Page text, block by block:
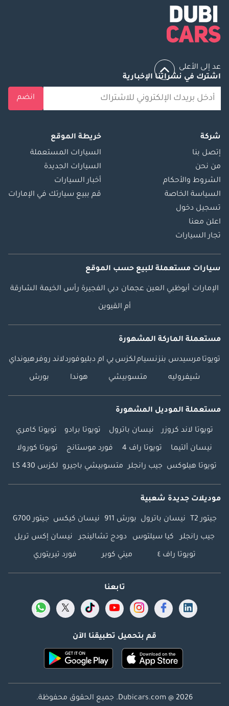
عد إلى الأعلى
اشترك في نشراتنا الإخبارية
انضم
شركة
إتصل بنا
من نحن
الشروط والأحكام
السياسة الخاصة
تسجيل دخول
اعلن معنا
تجار السيارات
خريطة الموقع
السيارات المستعملة
السيارات الجديدة
أخبار السيارات
قم ببيع سيارتك في الإمارات
سيارات مستعملة للبيع حسب الموقع
الإمارات أبوظبي العين عجمان دبي الفجيرة رأس الخيمة الشارقة
أم القيوين
مستعملة الماركة المشهورة
تويوتا مرسيدس بنزنسياملكزس بي ام دبليوفوردلاند روفرهيونداي
شيفروليه متسوبيشي هوندا بورش
مستعملة الموديل المشهورة
تويوتا لاند كروزر نيسان باترول تويوتا برادو تويوتا كامري
نيسان ألتيما تويوتا راف 4 فورد موستانج تويوتا كورولا
تويوتا هيلوكس جيب رانجلر متسوبيشي باجيرو لكزس LS 430
موديلات جديدة شعبية
جيتور T2 نيسان باترول بورش 911 نيسان كيكس جيتور G700
جيب رانجلر كيا سيلتوس دودج تشالينجر نيسان إكس تريل
تويوتا راف ٤ ميني كوبر فورد تيريتوري
تابعنا
قم بتحميل تطبيقنا الآن
Dubicars.com @ 2026. جميع الحقوق محفوظة.